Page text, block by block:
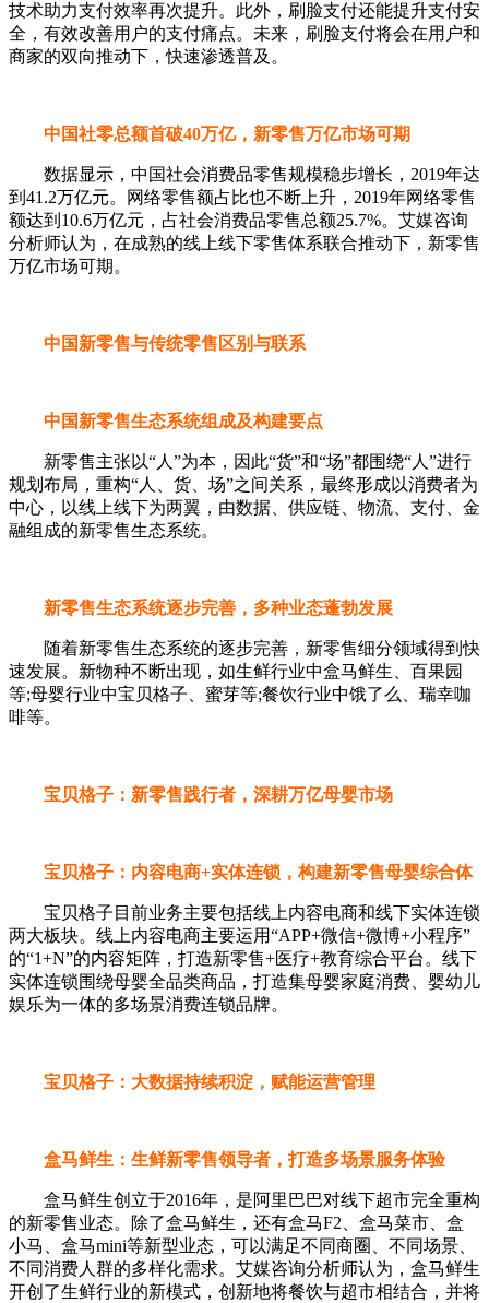
技术助力支付效率再次提升。此外，刷脸支付还能提升支付安
全，有效改善用户的支付痛点。未来，刷脸支付将会在用户和
商家的双向推动下，快速渗透普及。
中国社零总额首破40万亿，新零售万亿市场可期
数据显示，中国社会消费品零售规模稳步增长，2019年达
到41.2万亿元。网络零售额占比也不断上升，2019年网络零售
额达到10.6万亿元，占社会消费品零售总额25.7%。艾媒咨询
分析师认为，在成熟的线上线下零售体系联合推动下，新零售
万亿市场可期。
中国新零售与传统零售区别与联系
中国新零售生态系统组成及构建要点
新零售主张以“人”为本，因此“货”和“场”都围绕“人”进行
规划布局，重构“人、货、场”之间关系，最终形成以消费者为
中心，以线上线下为两翼，由数据、供应链、物流、支付、金
融组成的新零售生态系统。
新零售生态系统逐步完善，多种业态蓬勃发展
随着新零售生态系统的逐步完善，新零售细分领域得到快
速发展。新物种不断出现，如生鲜行业中盒马鲜生、百果园
等;母婴行业中宝贝格子、蜜芽等;餐饮行业中饿了么、瑞幸咖
啡等。
宝贝格子：新零售践行者，深耕万亿母婴市场
宝贝格子：内容电商+实体连锁，构建新零售母婴综合体
宝贝格子目前业务主要包括线上内容电商和线下实体连锁
两大板块。线上内容电商主要运用“APP+微信+微博+小程序”
的“1+N”的内容矩阵，打造新零售+医疗+教育综合平台。线下
实体连锁围绕母婴全品类商品，打造集母婴家庭消费、婴幼儿
娱乐为一体的多场景消费连锁品牌。
宝贝格子：大数据持续积淀，赋能运营管理
盒马鲜生：生鲜新零售领导者，打造多场景服务体验
盒马鲜生创立于2016年，是阿里巴巴对线下超市完全重构
的新零售业态。除了盒马鲜生，还有盒马F2、盒马菜市、盒
小马、盒马mini等新型业态，可以满足不同商圈、不同场景、
不同消费人群的多样化需求。艾媒咨询分析师认为，盒马鲜生
开创了生鲜行业的新模式，创新地将餐饮与超市相结合，并将